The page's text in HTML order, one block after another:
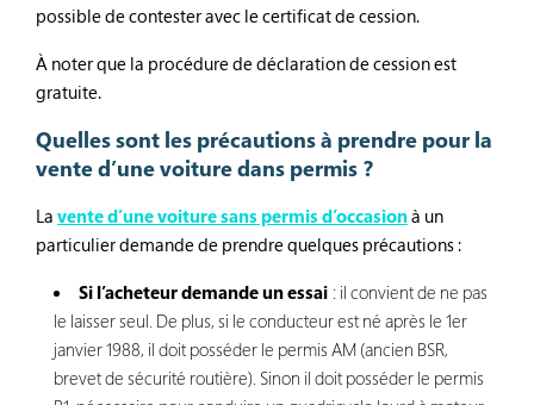
possible de contester avec le certificat de cession.
À noter que la procédure de déclaration de cession est
gratuite.
Quelles sont les précautions à prendre pour la
vente d’une voiture dans permis ?
La vente d’une voiture sans permis d’occasionà un
particulier demande de prendre quelques précautions :
Si l’acheteur demande un essai : il convient de ne pas
le laisser seul. De plus, si le conducteur est né après le 1er
janvier 1988, il doit posséder le permis AM (ancien BSR,
brevet de sécurité routière). Sinon il doit posséder le permis